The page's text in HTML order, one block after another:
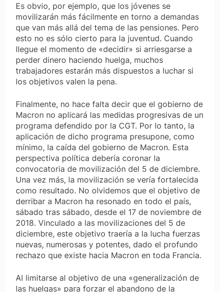
Es obvio, por ejemplo, que los jóvenes se
movilizarán más fácilmente en torno a demandas
que van más allá del tema de las pensiones. Pero
esto no es sólo cierto para la juventud. Cuando
llegue el momento de «decidir» si arriesgarse a
perder dinero haciendo huelga, muchos
trabajadores estarán más dispuestos a luchar si
los objetivos valen la pena.
Finalmente, no hace falta decir que el gobierno de
Macron no aplicará las medidas progresivas de un
programa defendido por la CGT. Por lo tanto, la
aplicación de dicho programa presupone, como
mínimo, la caída del gobierno de Macron. Esta
perspectiva política debería coronar la
convocatoria de movilización del 5 de diciembre.
Una vez más, la movilización se vería fortalecida
como resultado. No olvidemos que el objetivo de
derribar a Macron ha resonado en todo el país,
sábado tras sábado, desde el 17 de noviembre de
2018. Vinculado a las movilizaciones del 5 de
diciembre, este objetivo traería a la lucha fuerzas
nuevas, numerosas y potentes, dado el profundo
rechazo que existe hacia Macron en toda Francia.
Al limitarse al objetivo de una «generalización de
las huelgas» para forzar el abandono de la